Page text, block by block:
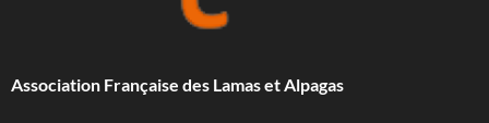
Association Française des Lamas et Alpagas